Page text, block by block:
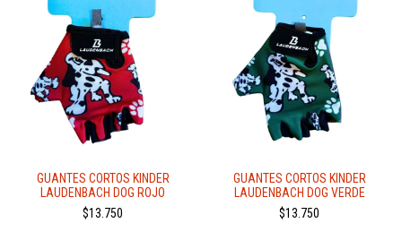
GUANTES CORTOS KINDER
LAUDENBACH DOG ROJO
$13.750
GUANTES CORTOS KINDER
LAUDENBACH DOG VERDE
$13.750